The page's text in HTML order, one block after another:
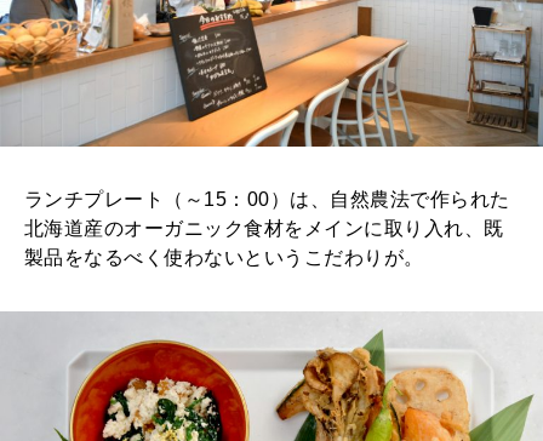
ランチプレート（～15：00）は、自然農法で作られた
北海道産のオーガニック食材をメインに取り入れ、既
製品をなるべく使わないというこだわりが。